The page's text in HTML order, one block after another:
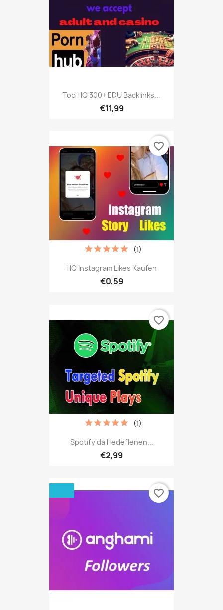
Top HQ 300+ EDU Backlinks...
€11,99
HQ Instagram Likes Kaufen
€0,59
(1)
favorite_border
Spotify'da Hedeflenen...
€2,99
(1)
favorite_border
favorite_border